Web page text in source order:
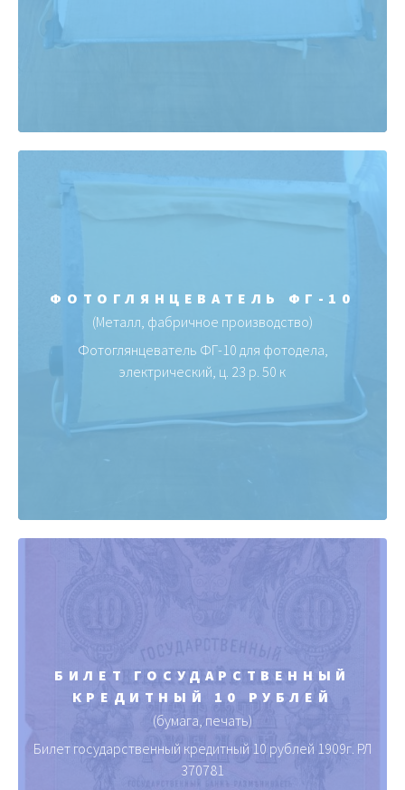
ФОТОГЛЯНЦЕВАТЕЛЬ ФГ-10
(Металл, фабричное производство)
Фотоглянцеватель ФГ-10 для фотодела,
электрический, ц. 23 р. 50 к
БИЛЕТ ГОСУДАРСТВЕННЫЙ
КРЕДИТНЫЙ 10 РУБЛЕЙ
(бумага, печать)
Билет государственный кредитный 10 рублей 1909г. РЛ
370781